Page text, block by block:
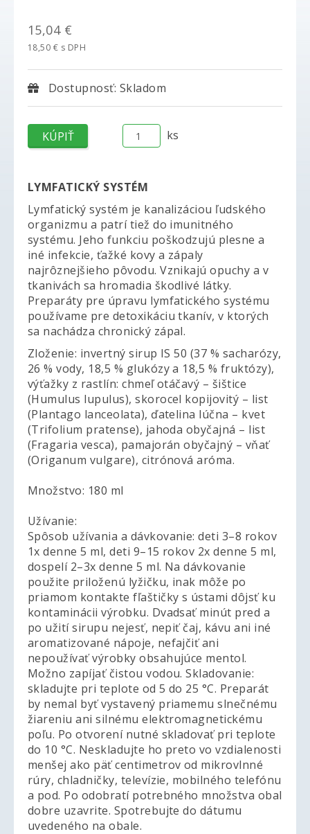
15,04 €
18,50 € s DPH
Dostupnosť: Skladom
ks
LYMFATICKÝ SYSTÉM
Lymfatický systém je kanalizáciou ľudského
organizmu a patrí tiež do imunitného
systému. Jeho funkciu poškodzujú plesne a
iné infekcie, ťažké kovy a zápaly
najrôznejšieho pôvodu. Vznikajú opuchy a v
tkanivách sa hromadia škodlivé látky.
Preparáty pre úpravu lymfatického systému
používame pre detoxikáciu tkanív, v ktorých
sa nachádza chronický zápal.
Zloženie: invertný sirup IS 50 (37 % sacharózy,
26 % vody, 18,5 % glukózy a 18,5 % fruktózy),
výťažky z rastlín: chmeľ otáčavý – šištice
(Humulus lupulus), skorocel kopijovitý – list
(Plantago lanceolata), ďatelina lúčna – kvet
(Trifolium pratense), jahoda obyčajná – list
(Fragaria vesca), pamajorán obyčajný – vňať
(Origanum vulgare), citrónová aróma.
Množstvo: 180 ml
Užívanie:
Spôsob užívania a dávkovanie: deti 3–8 rokov
1x denne 5 ml, deti 9–15 rokov 2x denne 5 ml,
dospelí 2–3x denne 5 ml. Na dávkovanie
použite priloženú lyžičku, inak môže po
priamom kontakte fľaštičky s ústami dôjsť ku
kontaminácii výrobku. Dvadsať minút pred a
po užití sirupu nejesť, nepiť čaj, kávu ani iné
aromatizované nápoje, nefajčiť ani
nepoužívať výrobky obsahujúce mentol.
Možno zapíjať čistou vodou. Skladovanie:
skladujte pri teplote od 5 do 25 °C. Preparát
by nemal byť vystavený priamemu slnečnému
žiareniu ani silnému elektromagnetickému
poľu. Po otvorení nutné skladovať pri teplote
do 10 °C. Neskladujte ho preto vo vzdialenosti
menšej ako päť centimetrov od mikrovlnné
rúry, chladničky, televízie, mobilného telefónu
a pod. Po odobratí potrebného množstva obal
dobre uzavrite. Spotrebujte do dátumu
uvedeného na obale.